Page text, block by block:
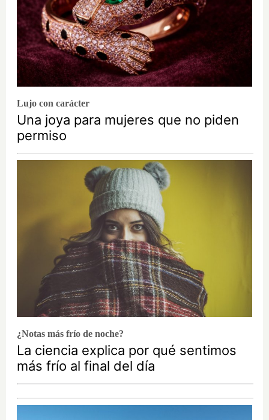
Lujo con carácter
Una joya para mujeres que no piden
permiso
¿Notas más frío de noche?
La ciencia explica por qué sentimos
más frío al final del día